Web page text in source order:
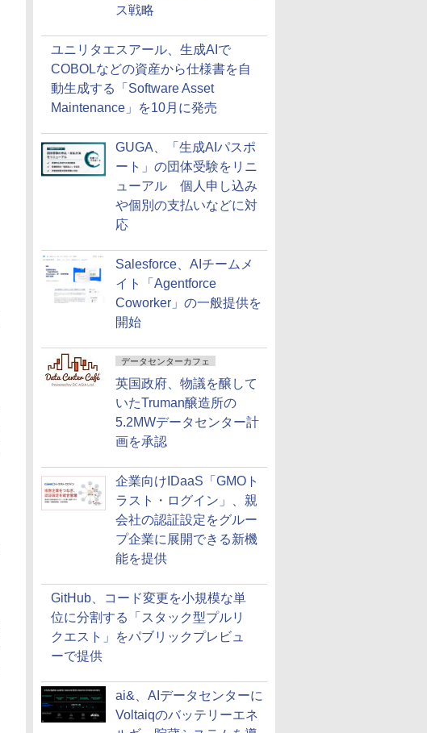
ス戦略
ユニリタエスアール、生成AIで
COBOLなどの資産から仕様書を自
動生成する「Software Asset
Maintenance」を10月に発売
GUGA、「生成AIパスポ
ート」の団体受験をリニ
ューアル 個人申し込み
や個別の支払いなどに対
応
Salesforce、AIチームメ
イト「Agentforce
Coworker」の一般提供を
開始
データセンターカフェ
英国政府、物議を醸して
いたTruman醸造所の
5.2MWデータセンター計
画を承認
企業向けIDaaS「GMOト
ラスト・ログイン」、親
会社の認証設定をグルー
プ企業に展開できる新機
能を提供
GitHub、コード変更を小規模な単
位に分割する「スタック型プルリ
クエスト」をパブリックプレビュ
ーで提供
ai&、AIデータセンターに
Voltaiqのバッテリーエネ